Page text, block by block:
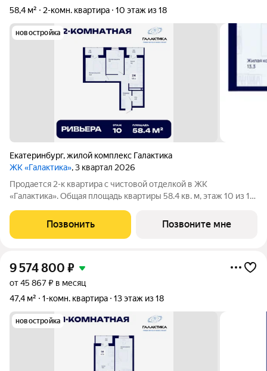
58,4 м²
2-комн. квартира 10 этаж из 18
новостройка
Екатеринбург,жилой комплекс Галактика
ЖК «Галактика», 3 квартал 2026
Продается 2-к квартира с чистовой отделкой в ЖК
«Галактика». Общая площадь квартиры 58.4 кв. м, этаж 10 из 18.
квартала «Космос» на проспекте Космонавтов. Это формат для
тех, кто любит городскую
Позвонить Позвоните мне
9 574 800 ₽
от 45 867 ₽ в месяц
47,4 м²
1-комн. квартира 13 этаж из 18
новостройка